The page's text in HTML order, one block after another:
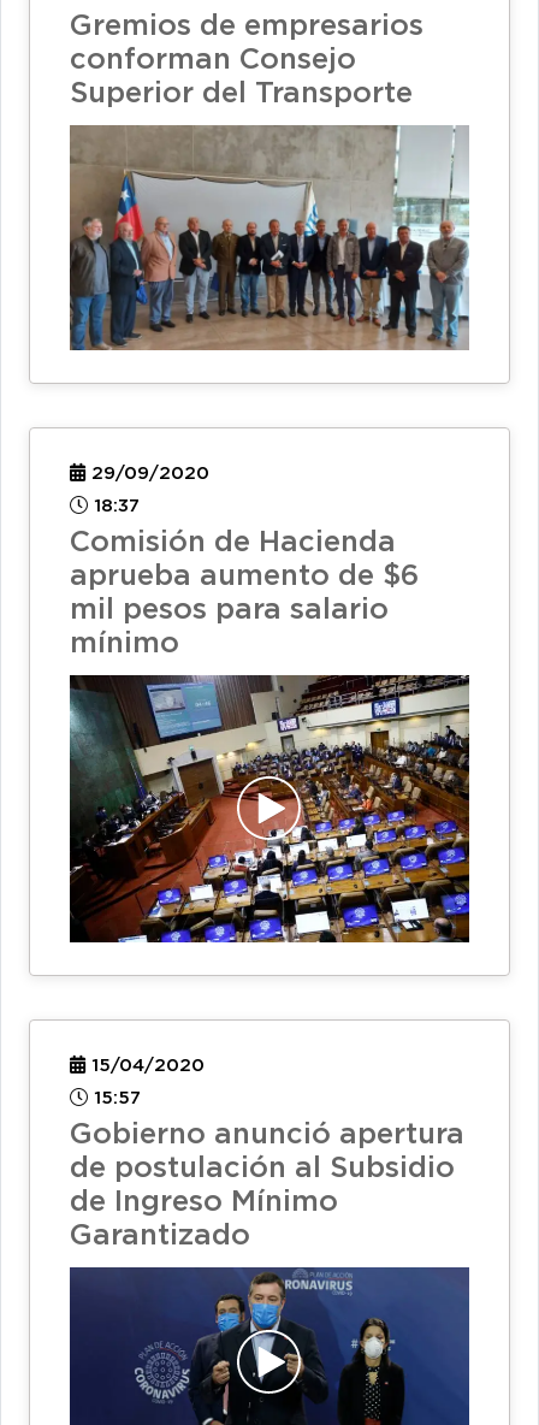
Gremios de empresarios
conforman Consejo
Superior del Transporte
29/09/2020
18:37
Comisión de Hacienda
aprueba aumento de $6
mil pesos para salario
mínimo
15/04/2020
15:57
Gobierno anunció apertura
de postulación al Subsidio
de Ingreso Mínimo
Garantizado